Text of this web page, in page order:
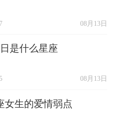
08月13日
是什么星座
08月13日
女生的爱情弱点